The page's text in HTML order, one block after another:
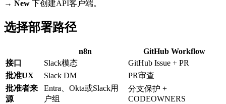
→ New 下创建API客户端。
选择部署路径
n8n
GitHub Workflow
接口
Slack模态
GitHub Issue + PR
批准UX
Slack DM
PR审查
批准者来
源
Entra、Okta或Slack用
户组
分支保护 +
CODEOWNERS